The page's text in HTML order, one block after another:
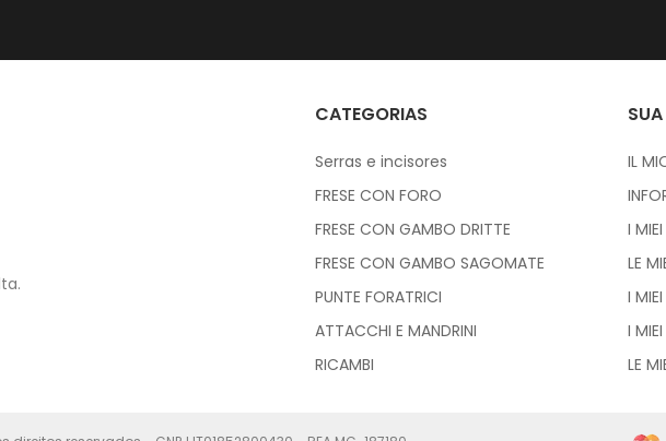
CATEGORIAS
Serras e incisores
FRESE CON FORO
FRESE CON GAMBO DRITTE
FRESE CON GAMBO SAGOMATE
PUNTE FORATRICI
ATTACCHI E MANDRINI
RICAMBI
IL
I
LE
I
I
LE